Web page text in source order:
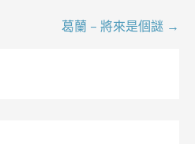
葛蘭 – 將來是個謎 →